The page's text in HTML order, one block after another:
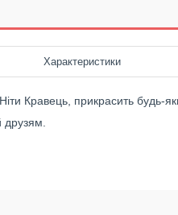
Характеристики
Кравець, прикрасить будь-